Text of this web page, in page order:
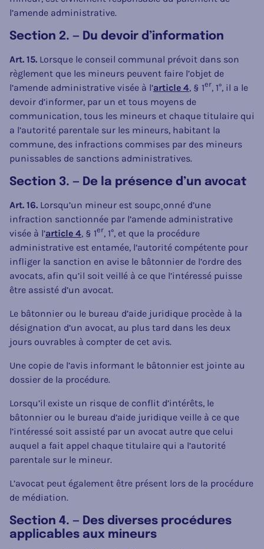
l’amende administrative.
Section 2. — Du devoir d’information
Art. 15. Lorsque le conseil communal prévoit dans son
règlement que les mineurs peuvent faire l’objet de
l’amende administrative visée à l’article 4, § 1er, 1°, il a le
devoir d’informer, par un et tous moyens de
communication, tous les mineurs et chaque titulaire qui
a l’autorité parentale sur les mineurs, habitant la
commune, des infractions commises par des mineurs
punissables de sanctions administratives.
Section 3. — De la présence d’un avocat
Art. 16. Lorsqu’un mineur est soupc¸onné d’une
infraction sanctionnée par l’amende administrative
visée à l’article 4, § 1er, 1°, et que la procédure
administrative est entamée, l’autorité compétente pour
infliger la sanction en avise le bâtonnier de l’ordre des
avocats, afin qu’il soit veillé à ce que l’intéressé puisse
être assisté d’un avocat.
Le bâtonnier ou le bureau d’aide juridique procède à la
désignation d’un avocat, au plus tard dans les deux
jours ouvrables à compter de cet avis.
Une copie de l’avis informant le bâtonnier est jointe au
dossier de la procédure.
Lorsqu’il existe un risque de conflit d’intérêts, le
bâtonnier ou le bureau d’aide juridique veille à ce que
l’intéressé soit assisté par un avocat autre que celui
auquel a fait appel chaque titulaire qui a l’autorité
parentale sur le mineur.
L’avocat peut également être présent lors de la procédure
de médiation.
Section 4. — Des diverses procédures
applicables aux mineurs